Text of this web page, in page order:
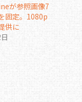
が参照画像7
固定。1080p
供に